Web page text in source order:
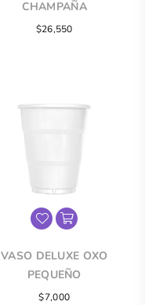
CHAMPAÑA
$26,550
VASO DELUXE OXO
PEQUEÑO
Precio
$7,000